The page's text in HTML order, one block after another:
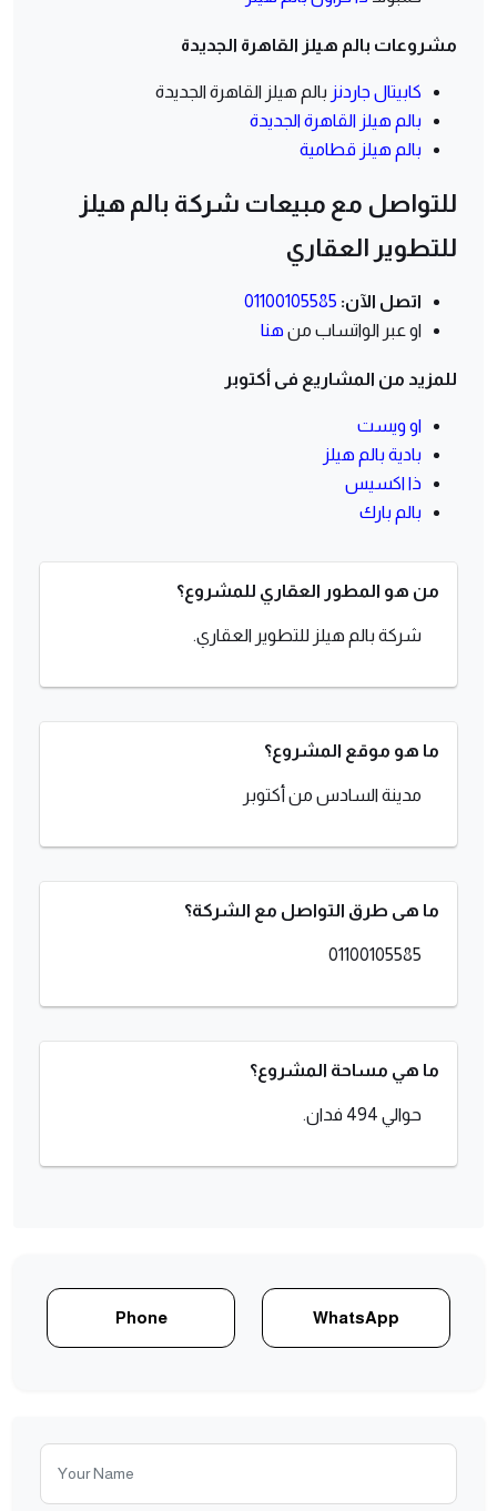
مشروعات بالم هيلز القاهرة الجديدة
كابيتال جاردنز بالم هيلز القاهرة الجديدة
بالم هيلز القاهرة الجديدة
بالم هيلز قطامية
للتواصل مع مبيعات شركة بالم هيلز
للتطوير العقاري
اتصل الآن: 01100105585
او عبر الواتساب من هنا
للمزيد من المشاريع فى أكتوبر
او ويست
بادية بالم هيلز
ذا اكسيس
بالم بارك
من هو المطور العقاري للمشروع؟
شركة بالم هيلز للتطوير العقاري.
ما هو موقع المشروع؟
مدينة السادس من أكتوبر
ما هى طرق التواصل مع الشركة؟
01100105585
ما هي مساحة المشروع؟
حوالي 494 فدان.
WhatsApp
Phone